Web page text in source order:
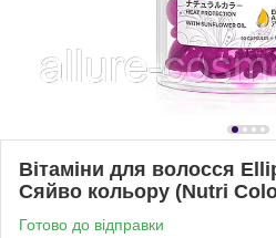
Вітаміни для волосся
Сяйво кольору (Nutri
Готово до відправки